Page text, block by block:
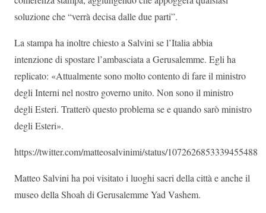
soluzione che “verrà decisa dalle due parti”.
La stampa ha inoltre chiesto a Salvini se l’Italia abbia
intenzione di spostare l’ambasciata a Gerusalemme. Egli ha
replicato: «Attualmente sono molto contento di fare il ministro
degli Interni nel nostro governo unito. Non sono il ministro
degli Esteri. Tratterò questo problema se e quando sarò ministro
degli Esteri».
https://twitter.com/matteosalvinimi/status/1072626853339455488
Matteo Salvini ha poi visitato i luoghi sacri della città e anche il
museo della Shoah di Gerusalemme Yad Vashem.